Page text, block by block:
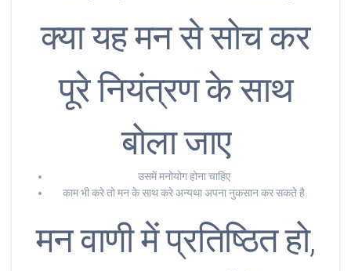
क्या यह मन से सोच कर
पूरे नियंत्रण के साथ
बोला जाए
उसमें मनोयोग होना चाहिए
काम भी करे तो मन के साथ करे अन्यथा अपना नुकसान कर सकते है
मन वाणी में प्रतिष्ठित हो,